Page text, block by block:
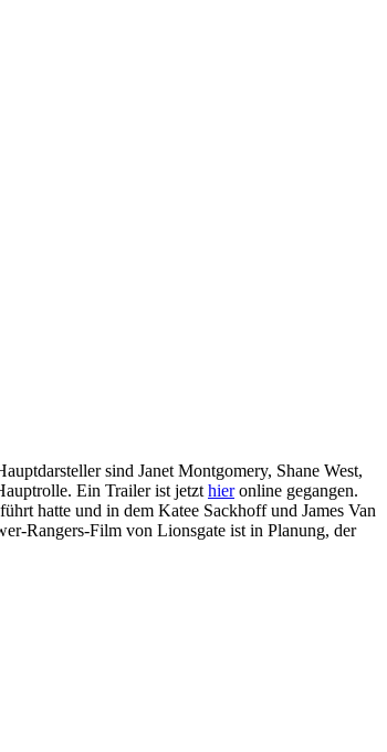
sind Janet Montgomery, Shane West,
Ein Trailer ist jetzt hieronline gegangen.
hatte und in dem Katee Sackhoff und James Van
Rangers-Film von Lionsgate ist in Planung, der